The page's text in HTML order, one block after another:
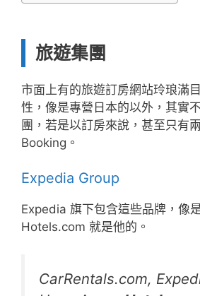
旅遊集團
市面上有的旅遊訂房網站玲琅滿
性，像是專營日本的以外，其實
團，若是以訂房來說，甚至只有
Booking。
Expedia Group
Expedia 旗下包含這些品牌，像
Hotels.com 就是他的。
CarRentals.com,